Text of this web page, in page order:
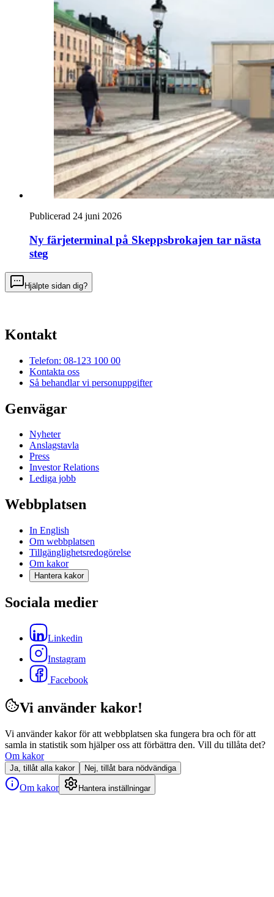
Publicerad 24 juni 2026
Ny färjeterminal på Skeppsbrokajen tar nästa
steg
Hjälpte sidan dig?
Kontakt
Telefon: 08-123 100 00
Kontakta oss
Så behandlar vi personuppgifter
Genvägar
Nyheter
Anslagstavla
Press
Investor Relations
Lediga jobb
Webbplatsen
In English
Om webbplatsen
Tillgänglighetsredogörelse
Om kakor
Hantera kakor
Sociala medier
Linkedin
Instagram
Facebook
Vi använder kakor!
Vi använder kakor för att webbplatsen ska fungera bra och för att
samla in statistik som hjälper oss att förbättra den. Vill du tillåta det?
Om kakor
Ja, tillåt alla kakor Nej, tillåt bara nödvändiga
Om kakor Hantera inställningar